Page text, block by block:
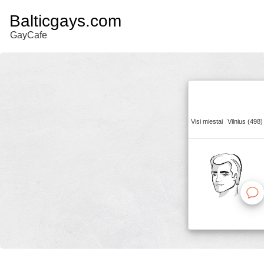
Balticgays.com
GayCafe
Visi miestai Vilnius (498)